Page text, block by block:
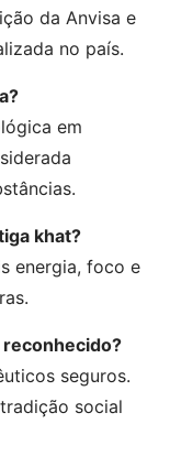
da Anvisa e
no país.
em
khat?
energia, foco e
reconhecido?
seguros.
social